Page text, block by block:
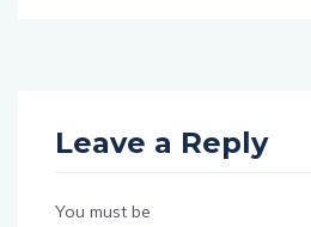
Leave a Reply
You must be